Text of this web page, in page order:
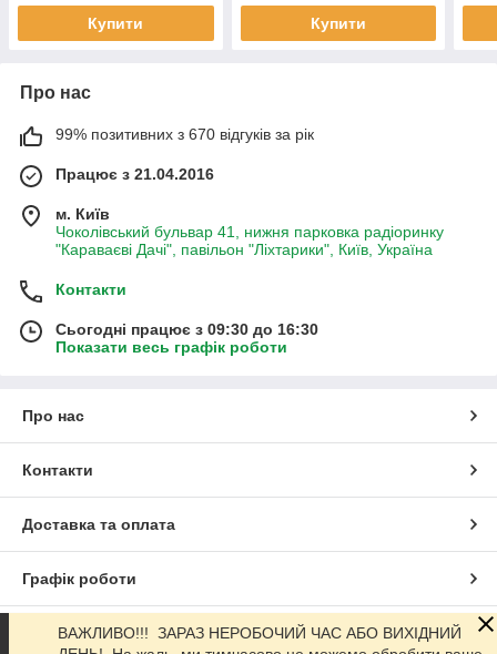
Купити Купити
Про нас
99% позитивних з 670 відгуків за рік
Працює з 21.04.2016
м. Київ
Чоколівський бульвар 41, нижня парковка радіоринку
"Караваєві Дачі", павільон "Ліхтарики", Київ, Україна
Контакти
Сьогодні працює з 09:30 до 16:30
Показати весь графік роботи
Про нас
Контакти
Доставка та оплата
Графік роботи
Повна версія сайту
ВАЖЛИВО!!! ЗАРАЗ НЕРОБОЧИЙ ЧАС АБО ВИХІДНИЙ